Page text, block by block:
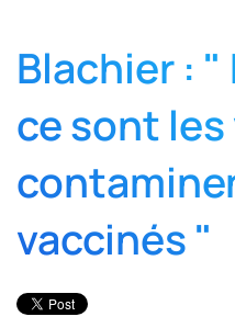
Blachier :
ce sont
vaccinés "